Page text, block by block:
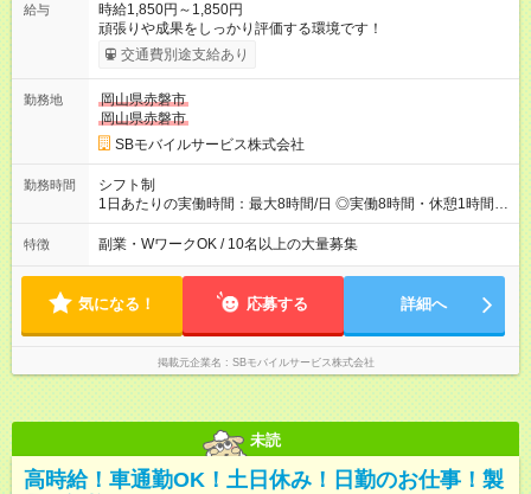
給与
時給1,850円～1,850円
頑張りや成果をしっかり評価する環境です！
交通費別途支給あり
勤務地
岡山県赤磐市
岡山県赤磐市
SBモバイルサービス株式会社
勤務時間
シフト制
1日あたりの実働時間：最大8時間/日 ◎実働8時間・休憩1時間 ◎
残業は月平均5時間程度です
特徴 副業・WワークOK / 10名以上の大量募集
気になる！ 応募する 詳細へ
掲載元企業名 SBモバイルサービス株式会社
未読
高時給！車通勤OK！土日休み！日勤のお仕事！製